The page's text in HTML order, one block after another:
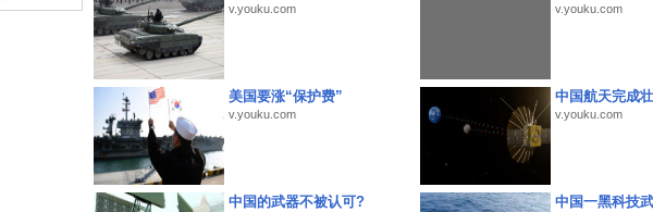
v.youku.com v.youku.com
美国要涨“保护费”
v.youku.com
中国航天完成
v.youku.com
中国的武器不被认可? 中国一黑科技